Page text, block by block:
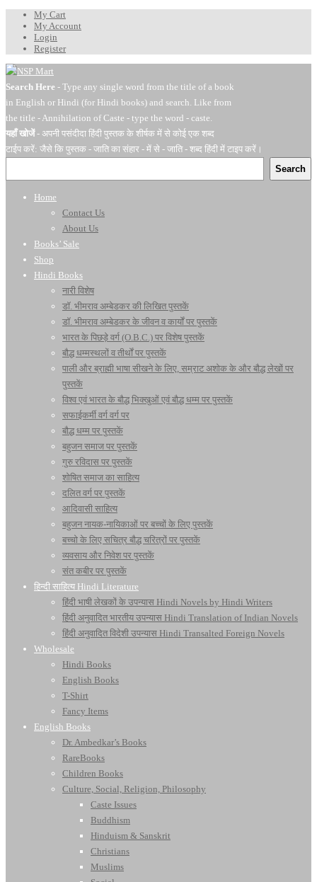
My Cart
My Account
Login
Register
Search Here - Type any single word from the title of a book
in English or Hindi (for Hindi books) and search. Like from
the title - Annihilation of Caste - type the word - caste.
यहाँ खोजें- अपनी पसंदीदा हिंदी पुस्तक के शीर्षक में से कोई एक शब्द
टाईप करें: जैसे कि पुस्तक - जाति का संहार - में से - जाति - शब्द हिंदी में टाइप करें।
Search
Home
Contact Us
About Us
Books’ Sale
Shop
Hindi Books
नारी विशेष
डॉ. भीमराव अम्बेडकर की लिखित पुस्तकें
डॉ. भीमराव अम्बेडकर के जीवन व कार्यों पर पुस्तकें
भारत के पिछड़े वर्ग (O.B.C.) पर विशेष पुस्तकें
बौद्ध धम्मस्थलों व तीर्थों पर पुस्तकें
पाली और ब्राह्मी भाषा सीखने के लिए, सम्राट अशोक के और बौद्ध लेखों पर
पुस्तकें
विश्व एवं भारत के बौद्ध भिक्खुओं एवं बौद्ध धम्म पर पुस्तकें
सफाईकर्मी वर्ग वर्ग पर
बौद्ध धम्म पर पुस्तकें
बहुजन समाज पर पुस्तकें
गुरु रविदास पर पुस्तकें
शोषित समाज का साहित्य
दलित वर्ग पर पुस्तकें
आदिवासी साहित्य
बहुजन नायक-नायिकाओं पर बच्चों के लिए पुस्तकें
बच्चो के लिए सचित्र बौद्ध चरित्रों पर पुस्तकें
व्यवसाय और निवेश पर पुस्तकें
संत कबीर पर पुस्तकें
हिन्दी साहित्य Hindi Literature
हिंदी भाषी लेखकों के उपन्यास Hindi Novels by Hindi Writers
हिंदी अनुवादित भारतीय उपन्यास Hindi Translation of Indian Novels
हिंदी अनुवादित विदेशी उपन्यास Hindi Transalted Foreign Novels
Wholesale
Hindi Books
English Books
T-Shirt
Fancy Items
English Books
Dr. Ambedkar’s Books
RareBooks
Children Books
Culture, Social, Religion, Philosophy
Caste Issues
Buddhism
Hinduism & Sanskrit
Christians
Muslims